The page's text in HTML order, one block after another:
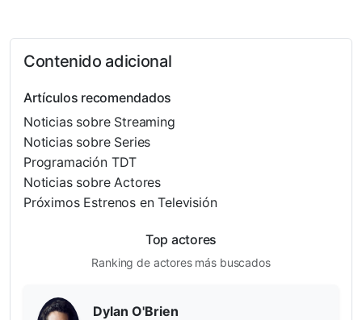
Contenido adicional
Artículos recomendados
Noticias sobre Streaming
Noticias sobre Series
Programación TDT
Noticias sobre Actores
Próximos Estrenos en Televisión
Top actores
Ranking de actores más buscados
Dylan O'Brien